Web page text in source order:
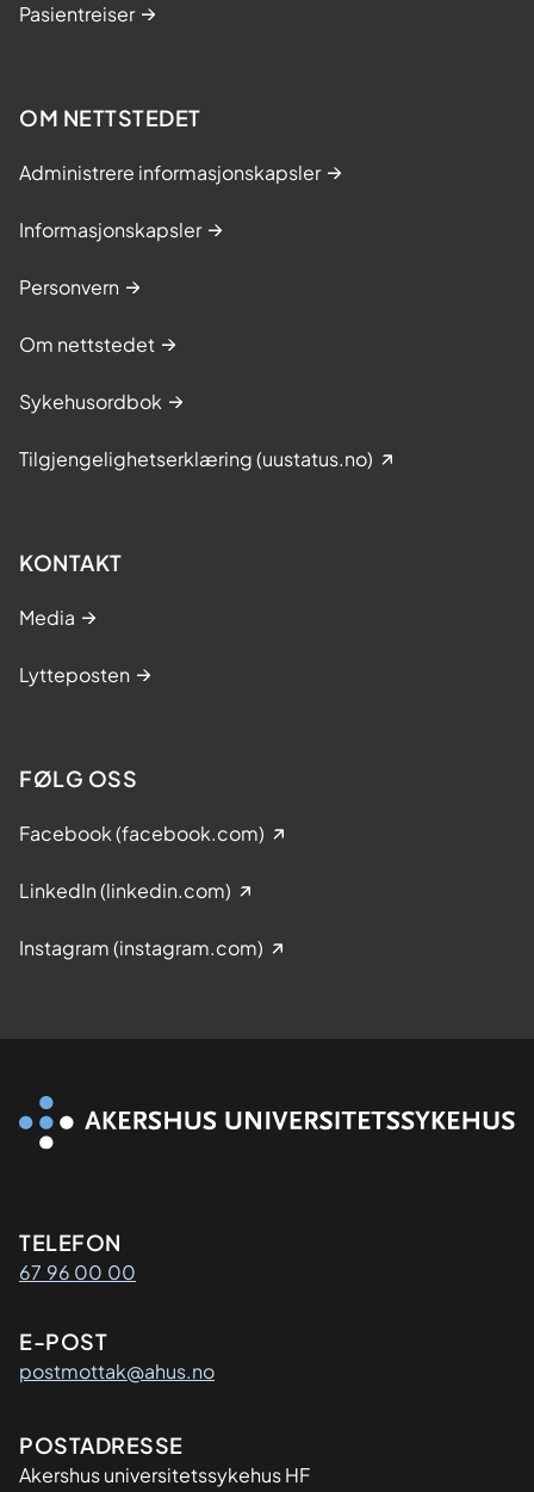
Pasientreiser
OM NETTSTEDET
Administrere informasjonskapsler
Informasjonskapsler
Personvern
Om nettstedet
Sykehusordbok
Tilgjengelighetserklæring (uustatus.no)
KONTAKT
Media
Lytteposten
FØLG OSS
Facebook (facebook.com)
LinkedIn (linkedin.com)
Instagram (instagram.com)
Kontaktinformasjon
TELEFON
67 96 00 00
E-POST
postmottak@ahus.no
Adresse
POSTADRESSE
Akershus universitetssykehus HF